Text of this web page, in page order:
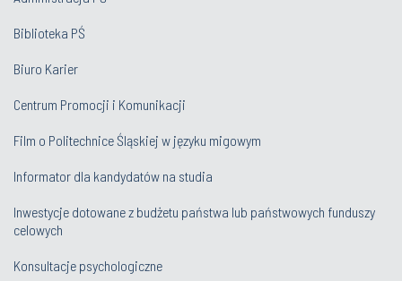
Biblioteka PŚ
Biuro Karier
Centrum Promocji i Komunikacji
Film o Politechnice Śląskiej w języku migowym
Informator dla kandydatów na studia
Inwestycje dotowane z budżetu państwa lub państwowych funduszy
celowych
Konsultacje psychologiczne